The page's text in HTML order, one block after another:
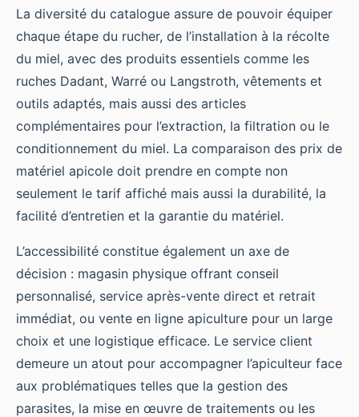
La diversité du catalogue assure de pouvoir équiper
chaque étape du rucher, de l’installation à la récolte
du miel, avec des produits essentiels comme les
ruches Dadant, Warré ou Langstroth, vêtements et
outils adaptés, mais aussi des articles
complémentaires pour l’extraction, la filtration ou le
conditionnement du miel. La comparaison des prix de
matériel apicole doit prendre en compte non
seulement le tarif affiché mais aussi la durabilité, la
facilité d’entretien et la garantie du matériel.
L’accessibilité constitue également un axe de
décision : magasin physique offrant conseil
personnalisé, service après-vente direct et retrait
immédiat, ou vente en ligne apiculture pour un large
choix et une logistique efficace. Le service client
demeure un atout pour accompagner l’apiculteur face
aux problématiques telles que la gestion des
parasites, la mise en œuvre de traitements ou les